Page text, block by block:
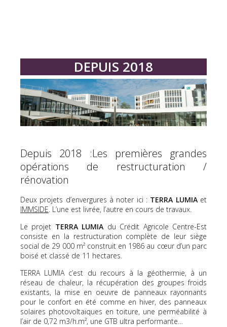
DEPUIS 2018
Depuis 2018 :Les premières grandes
opérations de restructuration /
rénovation
Deux projets d’envergures à noter ici : TERRA LUMIAet
IMMSIDE. L’une est livrée, l’autre en cours de travaux.
Le projet TERRA LUMIA du Crédit Agricole Centre-Est
consiste en la restructuration complète de leur siège
social de 29 000 m² construit en 1986 au cœur d’un parc
boisé et classé de 11 hectares.
TERRA LUMIA c’est du recours à la géothermie, à un
réseau de chaleur, la récupération des groupes froids
existants, la mise en oeuvre de panneaux rayonnants
pour le confort en été comme en hiver, des panneaux
solaires photovoltaïques en toiture, une perméabilité à
l’air de 0,72 m3/h.m², une GTB ultra performante…